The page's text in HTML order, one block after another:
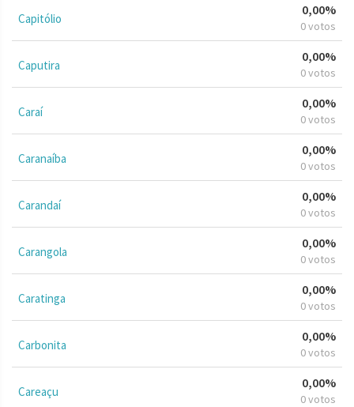
Capitólio
0,00%
0 votos
Caputira
0,00%
0 votos
Caraí
0,00%
0 votos
Caranaíba
0,00%
0 votos
Carandaí
0,00%
0 votos
Carangola
0,00%
0 votos
Caratinga
0,00%
0 votos
Carbonita
0,00%
0 votos
Careaçu
0,00%
0 votos